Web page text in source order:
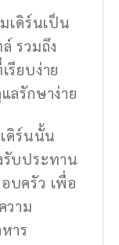
เดิร์นเป็น
รวมถึง
รียบง่าย
รักษาง่าย
ดิร์นนั้น
รับประทาน
บครัว เพื่อ
วาม
าร